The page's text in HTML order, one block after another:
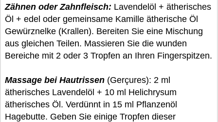
Zähnen oder Zahnfleisch: Lavendelöl + ätherisches
Öl + edel oder gemeinsame Kamille ätherische Öl
Gewürznelke (Krallen). Bereiten Sie eine Mischung
aus gleichen Teilen. Massieren Sie die wunden
Bereiche mit 2 oder 3 Tropfen an Ihren Fingerspitzen.
Massage bei Hautrissen (Gerçures): 2 ml
ätherisches Lavendelöl + 10 ml Helichrysum
ätherisches Öl. Verdünnt in 15 ml Pflanzenöl
Hagebutte. Geben Sie einige Tropfen dieser